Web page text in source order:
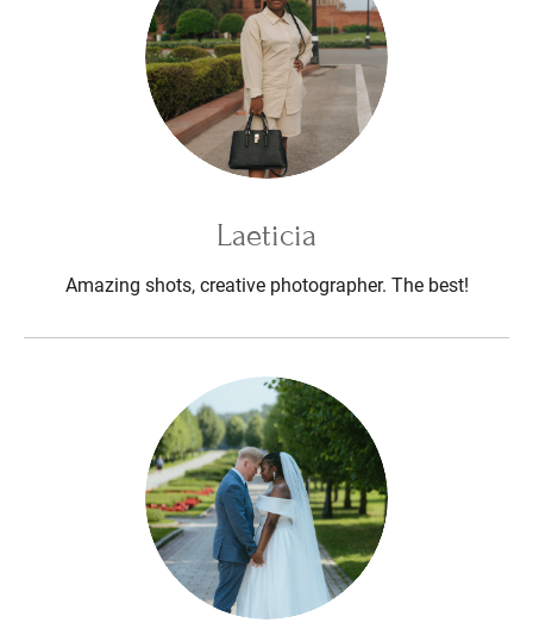
Laeticia
Amazing shots, creative photographer. The best!